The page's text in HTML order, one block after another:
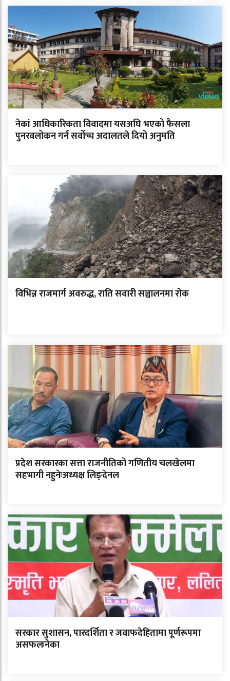
नेकां आधिकारिकता विवादमा यसअघि भएको फैसला
पुनरवलोकन गर्न सर्वोच्च अदालतले दियो अनुमति
विभिन्न राजमार्ग अवरुद्ध, राति सवारी सञ्चालनमा रोक
प्रदेश सरकारका सत्ता राजनीतिको गणितीय चलखेलमा
सहभागी नहुनेःअध्यक्ष लिङ्देनल
सरकार सुशासन, पारदर्शिता र जवाफदेहितामा पूर्णरूपमा
असफलःनेका